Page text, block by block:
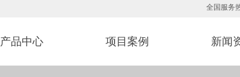
洽谈！ 全国服务热线：0556-
产品中心 项目案例 新闻